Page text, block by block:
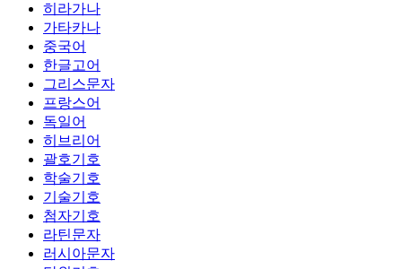
히라가나
가타카나
중국어
한글고어
그리스문자
프랑스어
독일어
히브리어
괄호기호
학술기호
기술기호
첨자기호
라틴문자
러시아문자